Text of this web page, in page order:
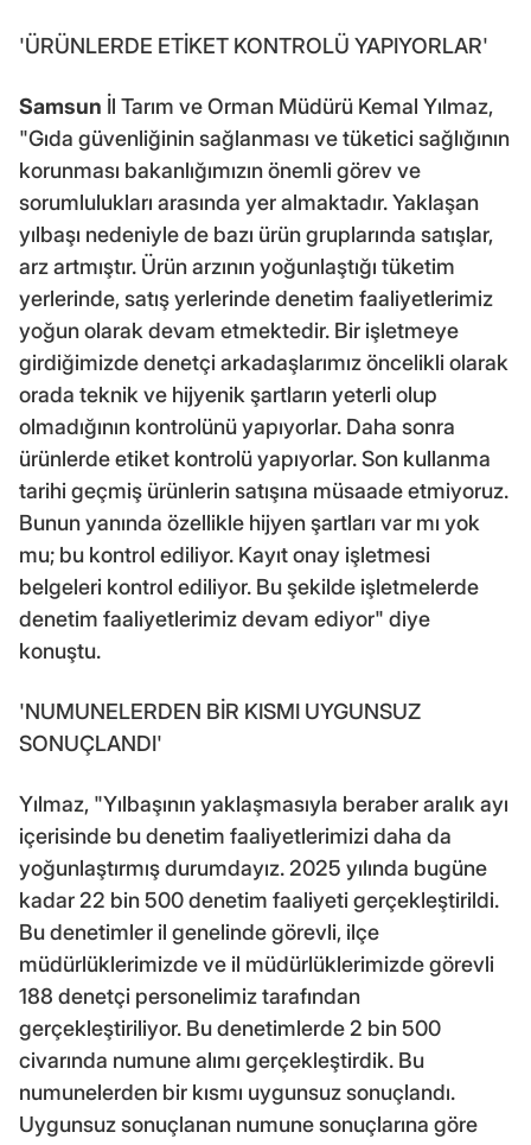
'ÜRÜNLERDE ETİKET KONTROLÜ YAPIYORLAR'
Samsun İl Tarım ve Orman Müdürü Kemal Yılmaz,
"Gıda güvenliğinin sağlanması ve tüketici sağlığının
korunması bakanlığımızın önemli görev ve
sorumlulukları arasında yer almaktadır. Yaklaşan
yılbaşı nedeniyle de bazı ürün gruplarında satışlar,
arz artmıştır. Ürün arzının yoğunlaştığı tüketim
yerlerinde, satış yerlerinde denetim faaliyetlerimiz
yoğun olarak devam etmektedir. Bir işletmeye
girdiğimizde denetçi arkadaşlarımız öncelikli olarak
orada teknik ve hijyenik şartların yeterli olup
olmadığının kontrolünü yapıyorlar. Daha sonra
ürünlerde etiket kontrolü yapıyorlar. Son kullanma
tarihi geçmiş ürünlerin satışına müsaade etmiyoruz.
Bunun yanında özellikle hijyen şartları var mı yok
mu; bu kontrol ediliyor. Kayıt onay işletmesi
belgeleri kontrol ediliyor. Bu şekilde işletmelerde
denetim faaliyetlerimiz devam ediyor" diye
konuştu.
'NUMUNELERDEN BİR KISMI UYGUNSUZ
SONUÇLANDI'
Yılmaz, "Yılbaşının yaklaşmasıyla beraber aralık ayı
içerisinde bu denetim faaliyetlerimizi daha da
yoğunlaştırmış durumdayız. 2025 yılında bugüne
kadar 22 bin 500 denetim faaliyeti gerçekleştirildi.
Bu denetimler il genelinde görevli, ilçe
müdürlüklerimizde ve il müdürlüklerimizde görevli
188 denetçi personelimiz tarafından
gerçekleştiriliyor. Bu denetimlerde 2 bin 500
civarında numune alımı gerçekleştirdik. Bu
numunelerden bir kısmı uygunsuz sonuçlandı.
Uygunsuz sonuçlanan numune sonuçlarına göre